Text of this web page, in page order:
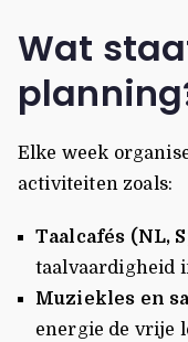
Wat
Elke week
activiteiten zoals:
Taalcafés (NL,
taalvaardigheid
Muziekles en
energie de vrije